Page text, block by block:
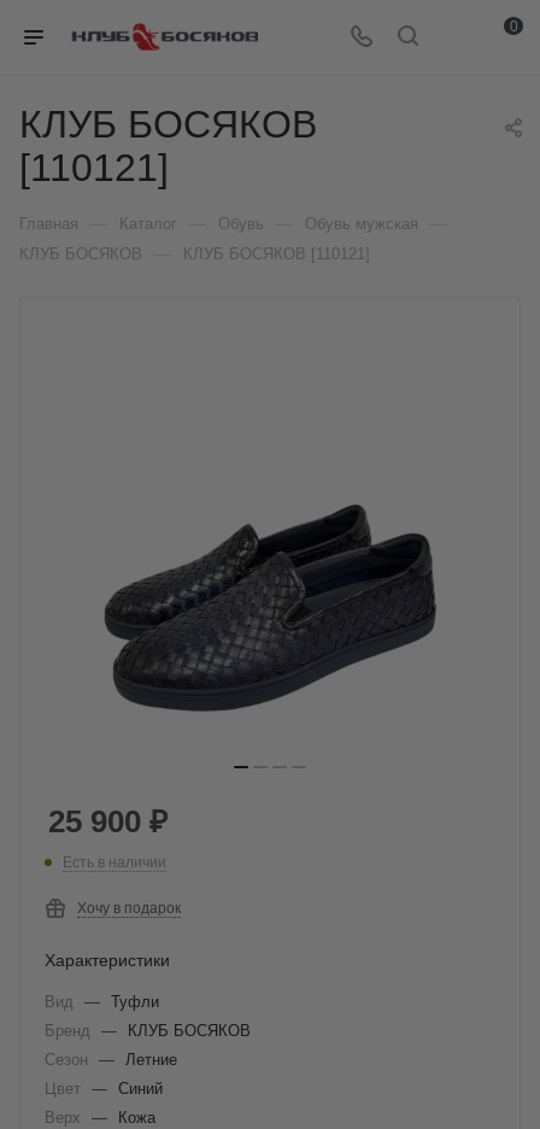
0
КЛУБ БОСЯКОВ
[110121]
Главная Каталог Обувь Обувь мужская
КЛУБ БОСЯКОВ КЛУБ БОСЯКОВ [110121]
25 900 ₽
Есть в наличии
Хочу в подарок
Характеристики
Вид — Туфли
Бренд
—
КЛУБ БОСЯКОВ
Сезон
—
Летние
Цвет — Синий
Верх
—
Кожа